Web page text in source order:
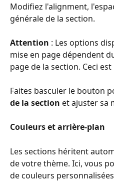
Modifiez l'alignment,
générale de la section.
Attention : Les options
mise en page dépendent
page de la section. Ceci
Faites basculer le bouton
de la section et ajuster sa
Couleurs et arrière-plan
Les sections héritent
de votre thème. Ici, vous
de couleurs